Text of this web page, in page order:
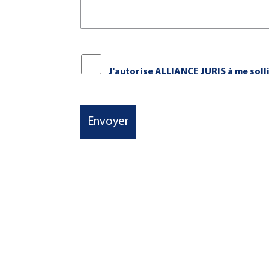
J'autorise ALLIANCE JURIS à me
Envoyer
01 42 07 22 19
Horaires d'ouverture :
Du Lundi au Jeudi : de 8h30 à 17h30
Possibilité de constat 24h/24 et 7j/7
Du